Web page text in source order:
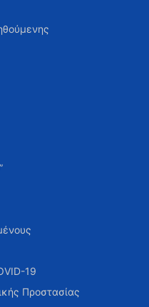
19
Προστασίας